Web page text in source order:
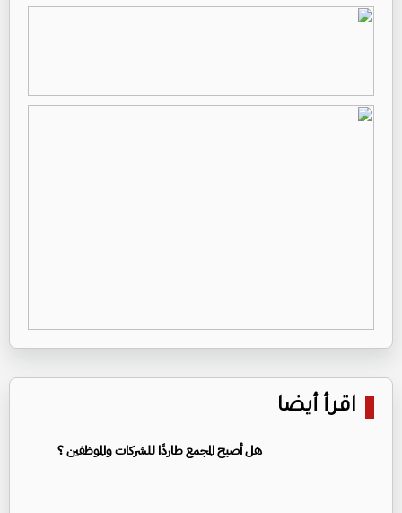
اقرأ أيضا
هل أصبح المجمع طاردًا للشركات والموظفين ؟